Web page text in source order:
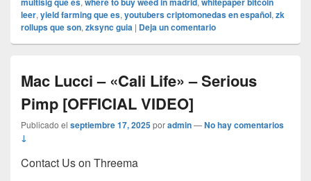
leer, yield farming que es, youtubers criptomonedas en español, zk
rollups que son, zksync guia | Deja un comentario
Mac Lucci – «Cali Life» – Serious
Pimp [OFFICIAL VIDEO]
Publicado el septiembre 17, 2025poradmin—No hay comentarios
↓
Contact Us on Threema